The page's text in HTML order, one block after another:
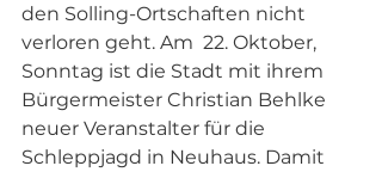
den Solling-Ortschaften nicht
verloren geht. Am  22. Oktober,
Sonntag ist die Stadt mit ihrem
Bürgermeister Christian Behlke
neuer Veranstalter für die
Schleppjagd in Neuhaus. Damit